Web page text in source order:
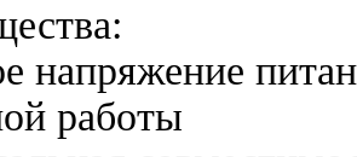
напряжение
работы